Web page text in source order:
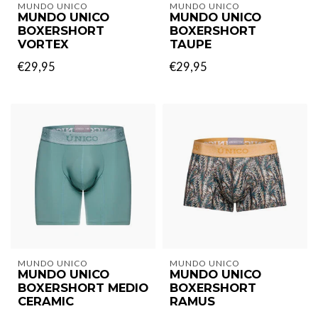
MUNDO UNICO
MUNDO UNICO
BOXERSHORT
VORTEX
€29,95
MUNDO UNICO
MUNDO UNICO
BOXERSHORT
TAUPE
€29,95
MUNDO UNICO
MUNDO UNICO
BOXERSHORT MEDIO
CERAMIC
MUNDO UNICO
MUNDO UNICO
BOXERSHORT
RAMUS